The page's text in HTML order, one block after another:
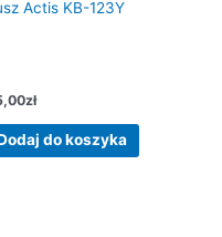
Actis KB-123Y
zł
do koszyka